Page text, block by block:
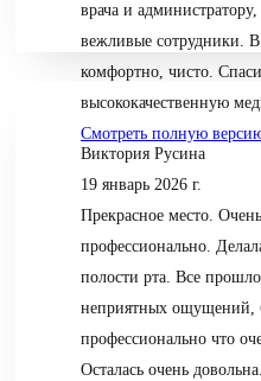
врача и
вежливые сотрудники.
комфортно, чисто.
высококачественную
Смотреть полную
Виктория Русина
19 январь 2026 г.
Прекрасное место.
профессионально.
полости рта. Все
неприятных ощущений,
профессионально что
Осталась очень